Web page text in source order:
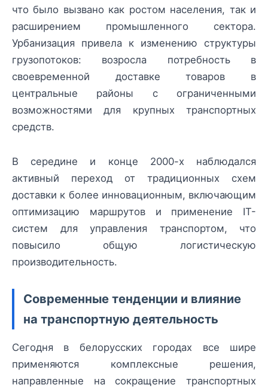
что было вызвано как ростом населения, так и
расширением промышленного сектора.
Урбанизация привела к изменению структуры
грузопотоков: возросла потребность в
своевременной доставке товаров в
центральные районы с ограниченными
возможностями для крупных транспортных
средств.
В середине и конце 2000-х наблюдался
активный переход от традиционных схем
доставки к более инновационным, включающим
оптимизацию маршрутов и применение IT-
систем для управления транспортом, что
повысило общую логистическую
производительность.
Современные тенденции и влияние
на транспортную деятельность
Сегодня в белорусских городах все шире
применяются комплексные решения,
направленные на сокращение транспортных